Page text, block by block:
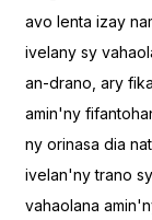
avo lenta izay
ivelany sy
an-drano, ary
amin'ny
ny orinasa dia
ivelan'ny trano
vahaolana